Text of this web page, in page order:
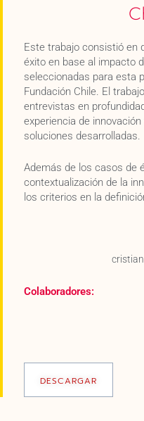
Este trabajo consistió en
éxito en base al impacto
seleccionadas para esta
Fundación Chile. El
entrevistas en
experiencia de
soluciones desarrolladas.
Además de los casos de
contextualización de la
los criterios en la
Colaboradores:
DESCARGAR